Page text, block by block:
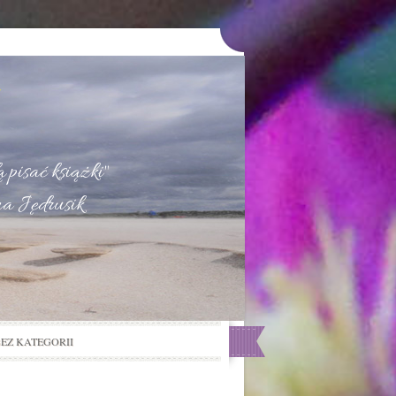
pisać książki"
Jędrusik
KATEGORII